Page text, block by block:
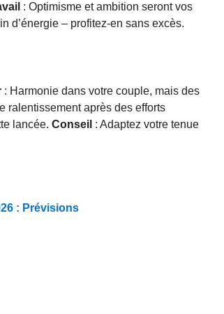
: Optimisme et ambition seront vos
d’énergie – profitez-en sans excès.
: Harmonie dans votre couple, mais des
ralentissement après des efforts
lancée. Conseil : Adaptez votre tenue
: Prévisions